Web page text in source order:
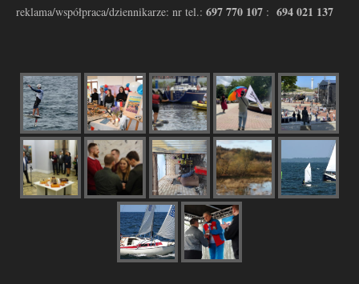
reklama/współpraca/dziennikarze: nr tel.: 697 770 107 : 694 021 137